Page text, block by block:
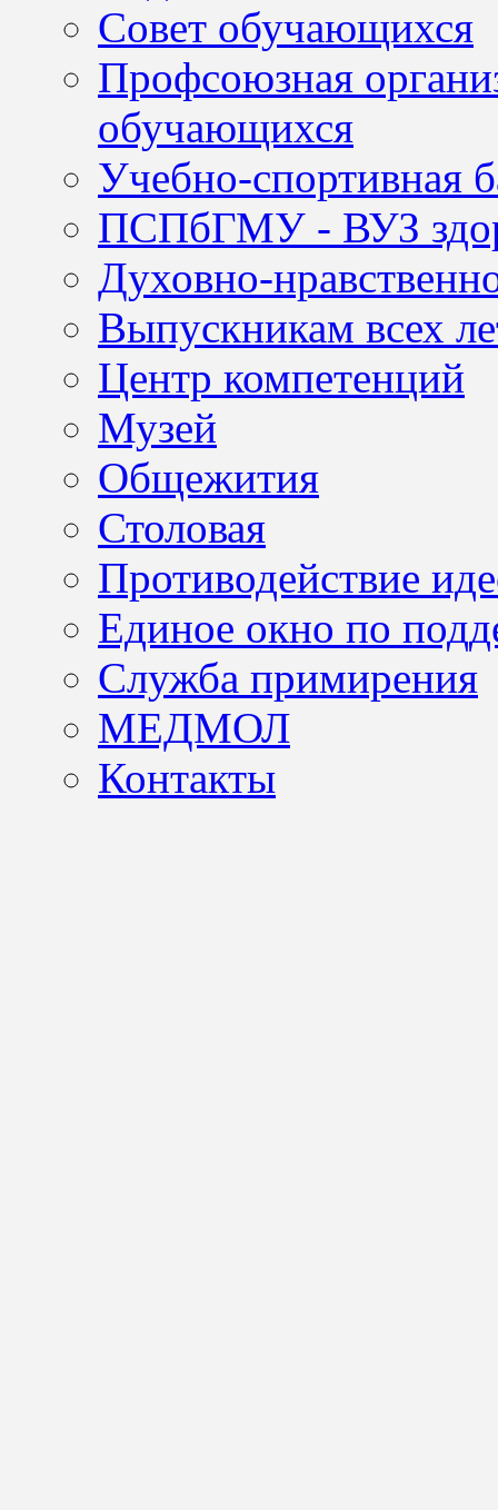
Совет обучающихся
Профсоюзная
обучающихся
Учебно-спортивная
ПСПбГМУ - ВУЗ
Духовно-
Выпускникам всех
Центр компетенций
Музей
Общежития
Столовая
Противодействие
Единое окно по
Служба примирения
МЕДМОЛ
Контакты